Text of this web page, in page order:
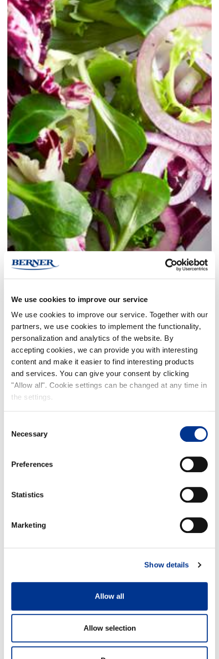
We use cookies to improve our service
We use cookies to improve our service. Together with our
partners, we use cookies to implement the functionality,
personalization and analytics of the website. By
accepting cookies, we can provide you with interesting
content and make it easier to find interesting products
and services. You can give your consent by clicking
"Allow all". Cookie settings can be changed at any time in
the settings.
Selection
Necessary
Preferences
Statistics
Marketing
Show details
Allow all
Allow selection